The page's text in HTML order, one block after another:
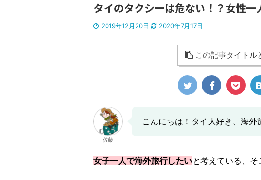
タイのタクシーは危ない！？女性
2019年12月20日 2020年7月17日
この記事タイトル
佐藤
こんにちは！タイ大好き、海外
女子一人で海外旅行したいと考えている、そ
♔ホテル情報 国内旅行